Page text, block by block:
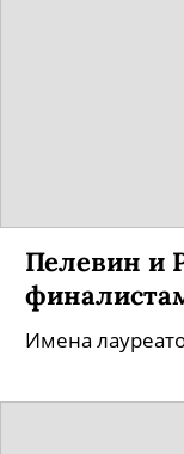
Пелевин и
Имена